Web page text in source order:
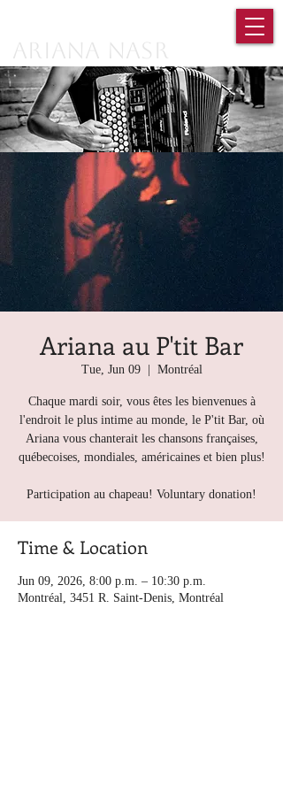
Ariana Nasr
Ariana au P'tit Bar
Tue, Jun 09
  |
Montréal
Chaque mardi soir, vous êtes les bienvenues à
l'endroit le plus intime au monde, le P'tit Bar, où
Ariana vous chanterait les chansons françaises,
québecoises, mondiales, américaines et bien plus!
Participation au chapeau! Voluntary donation!
Time & Location
Jun 09, 2026, 8:00 p.m. – 10:30 p.m.
Montréal, 3451 R. Saint-Denis, Montréal